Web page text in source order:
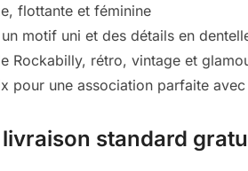
flottante et féminine
motif uni et des détails en
Rockabilly, rétro, vintage et
pour une association parfaite
standard